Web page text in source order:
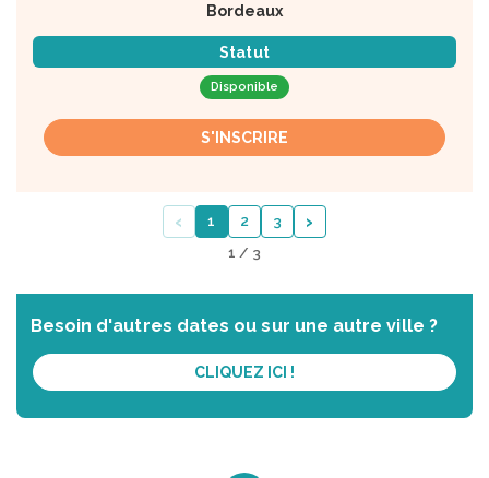
Bordeaux
Statut
Disponible
S'INSCRIRE
‹ 1 2 3 ›
1 / 3
Besoin d'autres dates ou sur une autre ville ?
CLIQUEZ ICI !